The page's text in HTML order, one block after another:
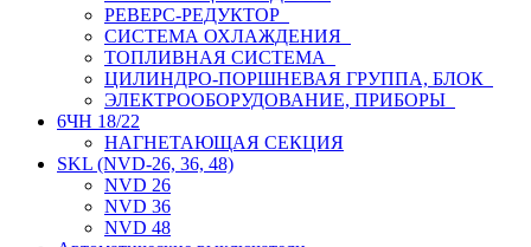
РЕВЕРС-РЕДУКТОР
СИСТЕМА ОХЛАЖДЕНИЯ
ТОПЛИВНАЯ СИСТЕМА
ЦИЛИНДРО-ПОРШНЕВАЯ ГРУППА, БЛОК
ЭЛЕКТРООБОРУДОВАНИЕ, ПРИБОРЫ
6ЧН 18/22
НАГНЕТАЮЩАЯ СЕКЦИЯ
SKL (NVD-26, 36, 48)
NVD 26
NVD 36
NVD 48